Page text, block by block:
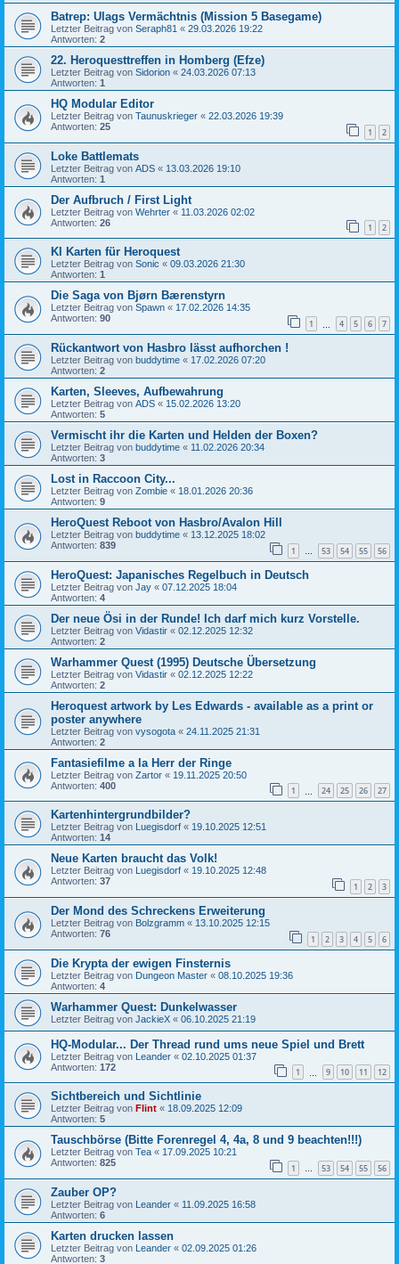
Batrep: Ulags Vermächtnis (Mission 5 Basegame)
Letzter Beitrag von Seraph81 « 29.03.2026 19:22
Antworten: 2
22. Heroquesttreffen in Homberg (Efze)
Letzter Beitrag von Sidorion « 24.03.2026 07:13
Antworten: 1
HQ Modular Editor
Letzter Beitrag von Taunuskrieger « 22.03.2026 19:39
Antworten: 25 1 2
Loke Battlemats
Letzter Beitrag von ADS « 13.03.2026 19:10
Antworten: 1
Der Aufbruch / First Light
Letzter Beitrag von Wehrter « 11.03.2026 02:02
Antworten: 26 1 2
KI Karten für Heroquest
Letzter Beitrag von Sonic « 09.03.2026 21:30
Antworten: 1
Die Saga von Bjørn Bærenstyrn
Letzter Beitrag von Spawn « 17.02.2026 14:35
Antworten: 90 1 4 5 6 7
Rückantwort von Hasbro lässt aufhorchen !
Letzter Beitrag von buddytime « 17.02.2026 07:20
Antworten: 2
Karten, Sleeves, Aufbewahrung
Letzter Beitrag von ADS « 15.02.2026 13:20
Antworten: 5
Vermischt ihr die Karten und Helden der Boxen?
Letzter Beitrag von buddytime « 11.02.2026 20:34
Antworten: 3
Lost in Raccoon City...
Letzter Beitrag von Zombie « 18.01.2026 20:36
Antworten: 9
HeroQuest Reboot von Hasbro/Avalon Hill
Letzter Beitrag von buddytime « 13.12.2025 18:02
Antworten: 839 1 … 53 54 55 56
HeroQuest: Japanisches Regelbuch in Deutsch
Letzter Beitrag von Jay « 07.12.2025 18:04
Antworten: 4
Der neue Ösi in der Runde! Ich darf mich kurz Vorstelle.
Letzter Beitrag von Vidastir « 02.12.2025 12:32
Antworten: 2
Warhammer Quest (1995) Deutsche Übersetzung
Letzter Beitrag von Vidastir « 02.12.2025 12:22
Antworten: 2
Heroquest artwork by Les Edwards - available as a print or
poster anywhere
Letzter Beitrag von vysogota « 24.11.2025 21:31
Antworten: 2
Fantasiefilme a la Herr der Ringe
Letzter Beitrag von Zartor « 19.11.2025 20:50
Antworten: 400 1 24 25 26 27
Kartenhintergrundbilder?
Letzter Beitrag von Luegisdorf « 19.10.2025 12:51
Antworten: 14
Neue Karten braucht das Volk!
Letzter Beitrag von Luegisdorf « 19.10.2025 12:48
Antworten: 37 1 2 3
Der Mond des Schreckens Erweiterung
Letzter Beitrag von Bolzgramm « 13.10.2025 12:15
Antworten: 76 1 2 3 4 5 6
Die Krypta der ewigen Finsternis
Letzter Beitrag von Dungeon Master « 08.10.2025 19:36
Antworten: 4
Warhammer Quest: Dunkelwasser
Letzter Beitrag von JackieX « 06.10.2025 21:19
HQ-Modular... Der Thread rund ums neue Spiel und Brett
Letzter Beitrag von Leander « 02.10.2025 01:37
Antworten: 172 1 9 10 11 12
Sichtbereich und Sichtlinie
Letzter Beitrag von Flint « 18.09.2025 12:09
Antworten: 5
Tauschbörse (Bitte Forenregel 4, 4a, 8 und 9 beachten!!!)
Letzter Beitrag von Tea « 17.09.2025 10:21
Antworten: 825 1 … 53 54 55 56
Zauber OP?
Letzter Beitrag von Leander « 11.09.2025 16:58
Antworten: 6
Karten drucken lassen
Letzter Beitrag von Leander « 02.09.2025 01:26
Antworten: 3